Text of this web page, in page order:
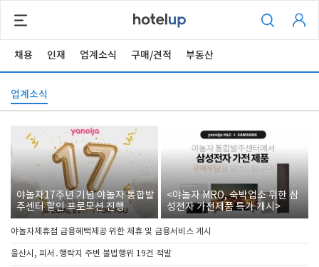
채용 인재 업계소식 구매/견적 부동산
업계소식
야놀자17주년 기념 야놀자 통합발
주센터 할인 프로모션 진행
<야놀자 MRO, 숙박업소 위한 삼
성전자 가전제품 특가 개시>
야놀자제휴점 금융혜택제공 위한 제휴 및 금융서비스 게시
울산시, 피서․행락지 주변 불법행위 19건 적발